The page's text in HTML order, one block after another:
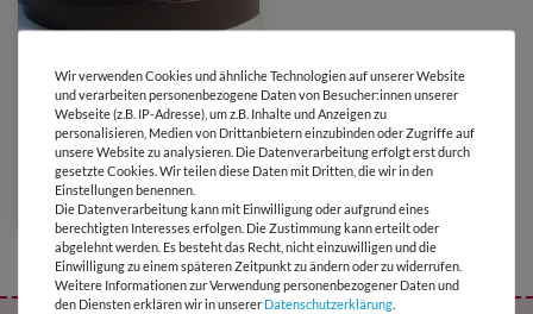
Mehr Varianten
9,50 €
(11)
Lederriemen dunkelbraun
Wir verwenden Cookies und ähnliche Technologien auf unserer Website
und verarbeiten personenbezogene Daten von Besucher:innen unserer
Webseite (z.B. IP-Adresse), um z.B. Inhalte und Anzeigen zu
personalisieren, Medien von Drittanbietern einzubinden oder Zugriffe auf
unsere Website zu analysieren. Die Datenverarbeitung erfolgt erst durch
gesetzte Cookies. Wir teilen diese Daten mit Dritten, die wir in den
Einstellungen benennen.
Die Datenverarbeitung kann mit Einwilligung oder aufgrund eines
berechtigten Interesses erfolgen. Die Zustimmung kann erteilt oder
abgelehnt werden. Es besteht das Recht, nicht einzuwilligen und die
Einwilligung zu einem späteren Zeitpunkt zu ändern oder zu widerrufen.
Weitere Informationen zur Verwendung personenbezogener Daten und
den Diensten erklären wir in unserer Daten­schutz­erklärung